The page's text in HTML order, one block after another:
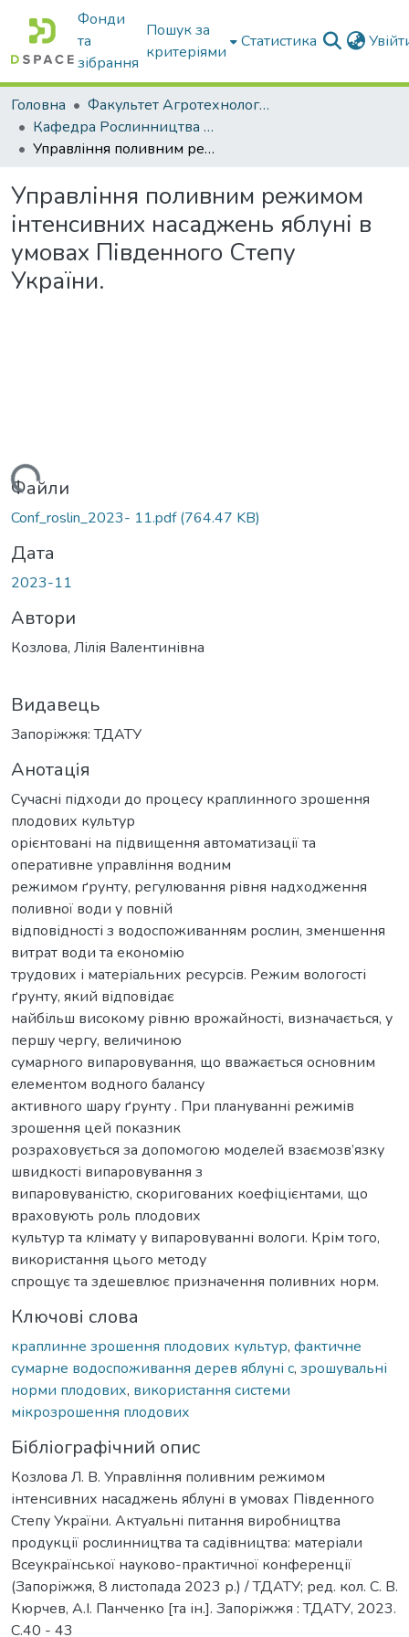
Фонди
та
зібрання
Пошук за
критеріями
Статистика
Головна
Факультет Агротехнологій та екології
Кафедра Рослинництва та садівництва ім. професора В.В. Калитки
Управління поливним режимом інтенсивних насаджень яблуні в умовах Південного Степу України.
Управління поливним режимом
інтенсивних насаджень яблуні в
умовах Південного Степу
України.
Файли
Conf_roslin_2023- 11.pdf(764.47 KB)
Дата
2023-11
Автори
Козлова, Лілія Валентинівна
Видавець
Запоріжжя: ТДАТУ
Анотація
Сучасні підходи до процесу краплинного зрошення
плодових культур
орієнтовані на підвищення автоматизації та
оперативне управління водним
режимом ґрунту, регулювання рівня надходження
поливної води у повній
відповідності з водоспоживанням рослин, зменшення
витрат води та економію
трудових і матеріальних ресурсів. Режим вологості
ґрунту, який відповідає
найбільш високому рівню врожайності, визначається, у
першу чергу, величиною
сумарного випаровування, що вважається основним
елементом водного балансу
активного шару ґрунту . При плануванні режимів
зрошення цей показник
розраховується за допомогою моделей взаємозв’язку
швидкості випаровування з
випаровуваністю, скоригованих коефіцієнтами, що
враховують роль плодових
культур та клімату у випаровуванні вологи. Крім того,
використання цього методу
спрощує та здешевлює призначення поливних норм.
Ключові слова
краплинне зрошення плодових культур, фактичне
сумарне водоспоживання дерев яблуні с, зрошувальні
норми плодових, використання системи
мікрозрошення плодових
Бібліографічний опис
Козлова Л. В. Управління поливним режимом
інтенсивних насаджень яблуні в умовах Південного
Степу України. Актуальні питання виробництва
продукції рослинництва та садівництва: матеріали
Всеукраїнської науково-практичної конференції
(Запоріжжя, 8 листопада 2023 р.) / ТДАТУ; ред. кол. С. В.
Кюрчев, А.І. Панченко [та ін.]. Запоріжжя : ТДАТУ, 2023.
С.40 - 43